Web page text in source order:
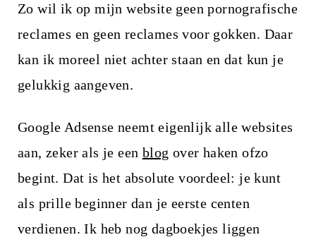
Zo wil ik op mijn website geen pornografische
reclames en geen reclames voor gokken. Daar
kan ik moreel niet achter staan en dat kun je
gelukkig aangeven.
Google Adsense neemt eigenlijk alle websites
aan, zeker als je een blog over haken ofzo
begint. Dat is het absolute voordeel: je kunt
als prille beginner dan je eerste centen
verdienen. Ik heb nog dagboekjes liggen